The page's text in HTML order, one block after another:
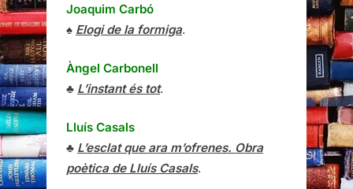
Joaquim Carbó
♠ Elogi de la formiga.
Àngel Carbonell
♣ L’instant és tot.
Lluís Casals
♣ L’esclat que ara m’ofrenes. Obra
poètica de Lluís Casals.